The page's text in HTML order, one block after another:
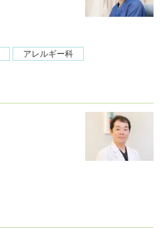
アレルギー科